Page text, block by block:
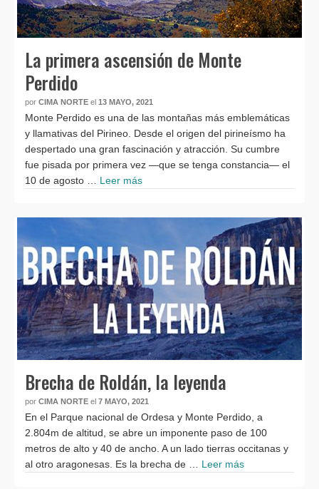
La primera ascensión de Monte
Perdido
por CIMA NORTE el 13 MAYO, 2021
Monte Perdido es una de las montañas más emblemáticas
y llamativas del Pirineo. Desde el origen del pirineísmo ha
despertado una gran fascinación y atracción. Su cumbre
fue pisada por primera vez —que se tenga constancia— el
10 de agosto … Leer más
Brecha de Roldán, la leyenda
por CIMA NORTE el 7 MAYO, 2021
En el Parque nacional de Ordesa y Monte Perdido, a
2.804m de altitud, se abre un imponente paso de 100
metros de alto y 40 de ancho. A un lado tierras occitanas y
al otro aragonesas. Es la brecha de … Leer más